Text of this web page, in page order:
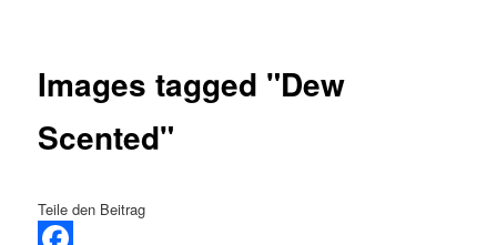
Images tagged "Dew
Scented"
Teile den Beitrag